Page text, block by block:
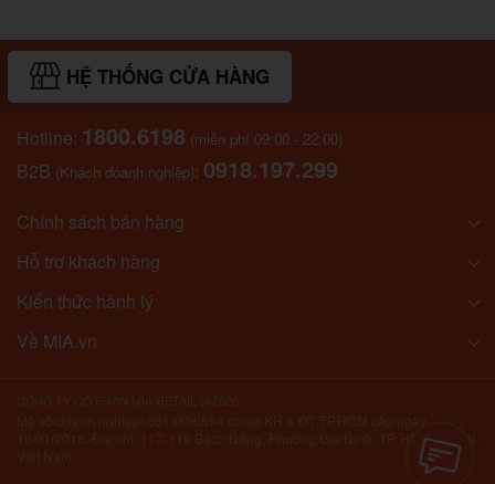
HỆ THỐNG CỬA HÀNG
Hotline: 1800.6198 (miễn phí 09:00 - 22:00)
B2B (Khách doanh nghiệp): 0918.197.299
Chính sách bán hàng
Hỗ trợ khách hàng
Kiến thức hành lý
Về MIA.vn
10/01/2018. Địa chỉ: 117-119 Bạch Đằng, Phường Gia Định, TP. Hồ Chí Minh,